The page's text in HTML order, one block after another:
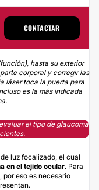
CONTACTAR
hasta su exterior
corporal y corregir las
láser toca la puerta para
es la más indicada
el tipo de glaucoma
luz focalizado, el cual
en el tejido ocular. Para
por eso es necesario